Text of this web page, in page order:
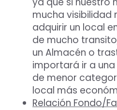
mucha visibilidad
adquirir un local
de mucho
un Almacén o
importará ir a
de menor
local más
Relación Fondo/